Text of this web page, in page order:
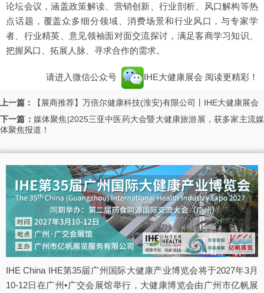
论坛会议，涵盖政策解读、营销创新、行业剖析、风口解构等热
点话题，覆盖众多细分领域、消费场景和行业风口，与专家学
者、行业精英、意见领袖面对面交流探讨，满足客商学习知识、
把握风口、拓展人脉、寻求合作的需求。
请进入微信公众号 IHE大健康展会 阅读更精彩！
上一篇：
【展商推荐】万倍尔健康科技(淮安)有限公司丨IHE大健康展会
下一篇： 媒体聚焦|2025三亚中医药大会暨大健康旅游展，获多家主流媒
体聚焦报道！
IHE China IHE第35届广州国际大健康产业博览会将于2027年3月
10-12日在广州•广交会展馆举行，大健康博览会由广州市亿帆展